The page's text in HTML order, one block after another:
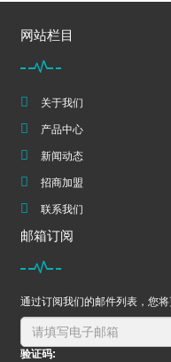
网站栏目
关于我们
产品中心
新闻动态
招商加盟
联系我们
邮箱订阅
通过订阅我们的邮件列表，您
验证码: